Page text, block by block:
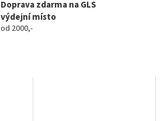
Doprava zdarma na GLS
výdejní místo
od 2000,-